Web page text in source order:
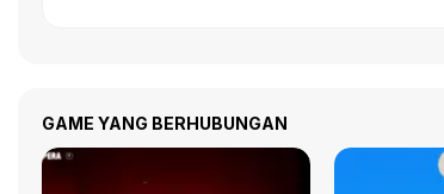
GAME YANG BERHUBUNGAN